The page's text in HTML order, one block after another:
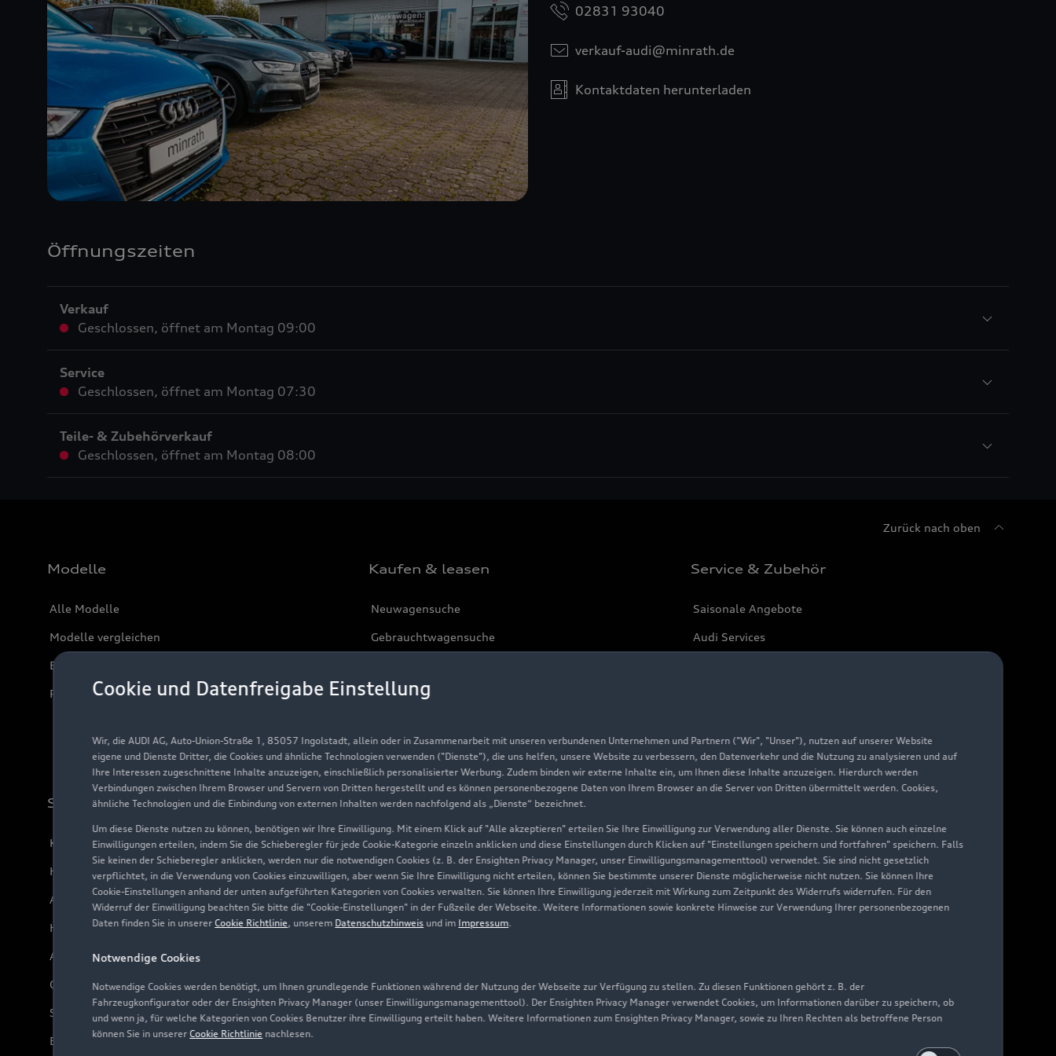
Cookie und Datenfreigabe Einstellung
Wir, die AUDI AG, Auto-Union-Straße 1, 85057 Ingolstadt, allein oder in Zusammenarbeit mit unseren verbundenen Unternehmen und Partnern ("Wir", "Unser"), nutzen auf unserer Website
eigene und Dienste Dritter, die Cookies und ähnliche Technologien verwenden ("Dienste"), die uns helfen, unsere Website zu verbessern, den Datenverkehr und die Nutzung zu analysieren und auf
Ihre Interessen zugeschnittene Inhalte anzuzeigen, einschließlich personalisierter Werbung. Zudem binden wir externe Inhalte ein, um Ihnen diese Inhalte anzuzeigen. Hierdurch werden
Verbindungen zwischen Ihrem Browser und Servern von Dritten hergestellt und es können personenbezogene Daten von Ihrem Browser an die Server von Dritten übermittelt werden. Cookies,
ähnliche Technologien und die Einbindung von externen Inhalten werden nachfolgend als „Dienste“ bezeichnet.
Um diese Dienste nutzen zu können, benötigen wir Ihre Einwilligung. Mit einem Klick auf "Alle akzeptieren" erteilen Sie Ihre Einwilligung zur Verwendung aller Dienste. Sie können auch einzelne
Einwilligungen erteilen, indem Sie die Schieberegler für jede Cookie-Kategorie einzeln anklicken und diese Einstellungen durch Klicken auf "Einstellungen speichern und fortfahren" speichern. Falls
Sie keinen der Schieberegler anklicken, werden nur die notwendigen Cookies (z. B. der Ensighten Privacy Manager, unser Einwilligungsmanagementtool) verwendet. Sie sind nicht gesetzlich
verpflichtet, in die Verwendung von Cookies einzuwilligen, aber wenn Sie Ihre Einwilligung nicht erteilen, können Sie bestimmte unserer Dienste möglicherweise nicht nutzen. Sie können Ihre
Cookie-Einstellungen anhand der unten aufgeführten Kategorien von Cookies verwalten. Sie können Ihre Einwilligung jederzeit mit Wirkung zum Zeitpunkt des Widerrufs widerrufen. Für den
Widerruf der Einwilligung beachten Sie bitte die "Cookie-Einstellungen" in der Fußzeile der Webseite. Weitere Informationen sowie konkrete Hinweise zur Verwendung Ihrer personenbezogenen
Daten finden Sie in unsererCookie Richtlinie, unserem Datenschutzhinweis und im Impressum.
Notwendige Cookies
Notwendige Cookies werden benötigt, um Ihnen grundlegende Funktionen während der Nutzung der Webseite zur Verfügung zu stellen. Zu diesen Funktionen gehört z. B. der
Fahrzeugkonfigurator oder der Ensighten Privacy Manager (unser Einwilligungsmanagementtool). Der Ensighten Privacy Manager verwendet Cookies, um Informationen darüber zu speichern, ob
und wenn ja, für welche Kategorien von Cookies Benutzer ihre Einwilligung erteilt haben. Weitere Informationen zum Ensighten Privacy Manager, sowie zu Ihren Rechten als betroffene Person
können Sie in unsererCookie Richtlinie nachlesen.
02831 93040
verkauf-audi@minrath.de
Kontaktdaten herunterladen
Öffnungszeiten
Verkauf
Geschlossen, öffnet am Montag 09:00
Service
Geschlossen, öffnet am Montag 07:30
Teile- & Zubehörverkauf
Geschlossen, öffnet am Montag 08:00
Zurück nach oben
Modelle
Alle Modelle
Modelle vergleichen
Elektromodelle
Plug-in-Hybride
Kaufen & leasen
Neuwagensuche
Gebrauchtwagensuche
Finanzierung
Geschäftskunden
Service & Zubehör
Saisonale Angebote
Audi Services
Support
Kundenservice
Händlersuche
Audi Code
Häufige Fragen (FAQ)
Audi Online Beratung
Online-Terminvereinbarung
Servicekontakt
Bordbuch & Bedienungsanleitungen
Über Audi
Unternehmen
Karriere
Investor Relations
Presse & Media Center
Audi erleben
Newsletter